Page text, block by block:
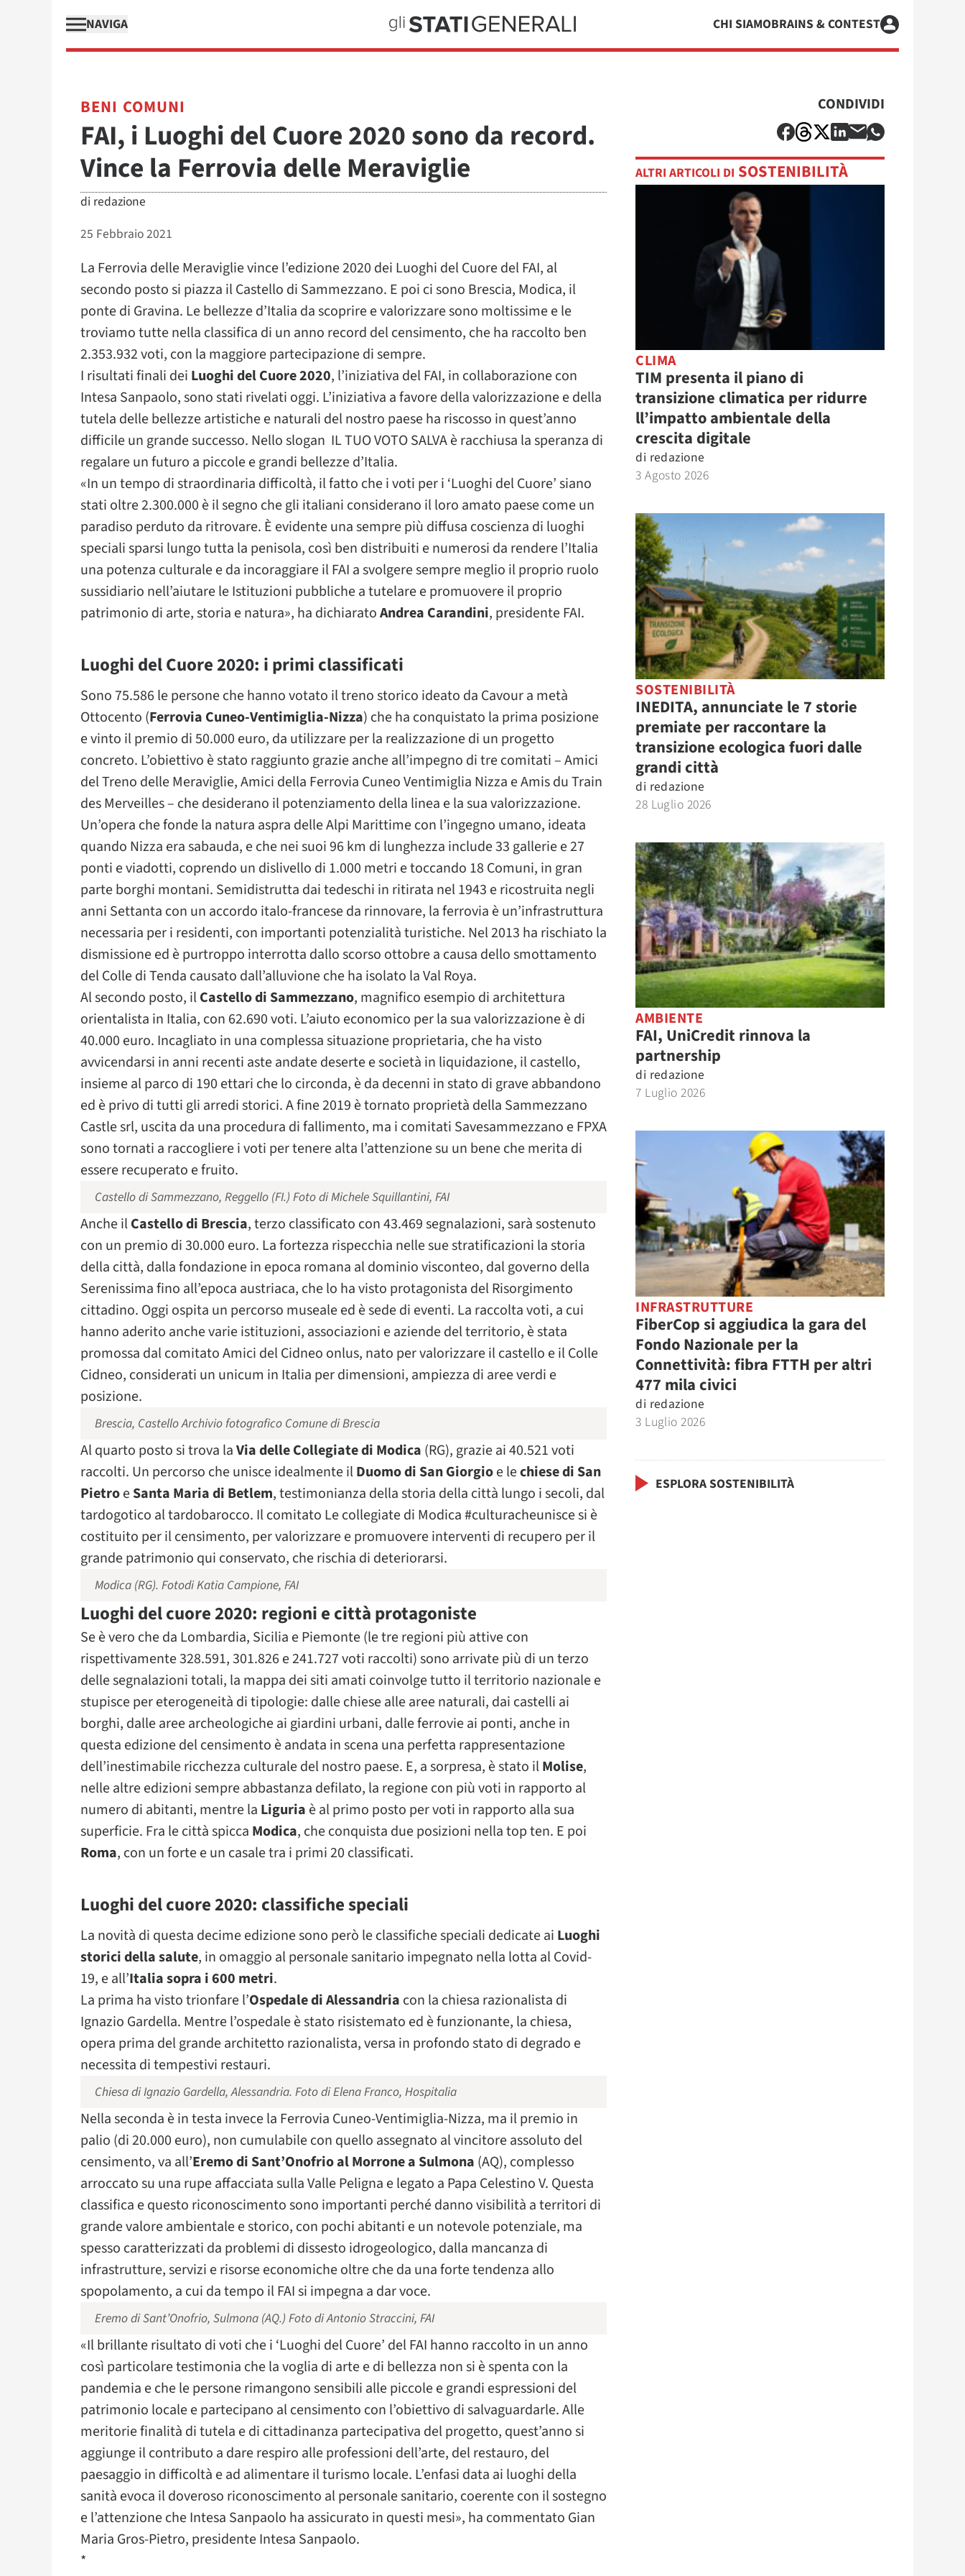
NAVIGA CHI SIAMOBRAINS & CONTEST
BENI COMUNI
FAI, i Luoghi del Cuore 2020 sono da record.
Vince la Ferrovia delle Meraviglie
di redazione
25 Febbraio 2021
La Ferrovia delle Meraviglie vince l’edizione 2020 dei Luoghi del Cuore del FAI, al
secondo posto si piazza il Castello di Sammezzano. E poi ci sono Brescia, Modica, il
ponte di Gravina. Le bellezze d’Italia da scoprire e valorizzare sono moltissime e le
troviamo tutte nella classifica di un anno record del censimento, che ha raccolto ben
2.353.932 voti, con la maggiore partecipazione di sempre.
I risultati finali dei Luoghi del Cuore 2020, l’iniziativa del FAI, in collaborazione con
Intesa Sanpaolo, sono stati rivelati oggi. L’iniziativa a favore della valorizzazione e della
tutela delle bellezze artistiche e naturali del nostro paese ha riscosso in quest’anno
difficile un grande successo. Nello slogan IL TUO VOTO SALVA è racchiusa la speranza di
regalare un futuro a piccole e grandi bellezze d’Italia.
«In un tempo di straordinaria difficoltà, il fatto che i voti per i ‘Luoghi del Cuore’ siano
stati oltre 2.300.000 è il segno che gli italiani considerano il loro amato paese come un
paradiso perduto da ritrovare. È evidente una sempre più diffusa coscienza di luoghi
speciali sparsi lungo tutta la penisola, così ben distribuiti e numerosi da rendere l’Italia
una potenza culturale e da incoraggiare il FAI a svolgere sempre meglio il proprio ruolo
sussidiario nell’aiutare le Istituzioni pubbliche a tutelare e promuovere il proprio
patrimonio di arte, storia e natura», ha dichiaratoAndrea Carandini, presidente FAI.
Luoghi del Cuore 2020: i primi classificati
Sono 75.586 le persone che hanno votato il treno storico ideato da Cavour a metà
Ottocento (Ferrovia Cuneo-Ventimiglia-Nizza) che ha conquistato la prima posizione
e vinto il premio di 50.000 euro, da utilizzare per la realizzazione di un progetto
concreto. L’obiettivo è stato raggiunto grazie anche all’impegno di tre comitati – Amici
del Treno delle Meraviglie, Amici della Ferrovia Cuneo Ventimiglia Nizza e Amis du Train
des Merveilles – che desiderano il potenziamento della linea e la sua valorizzazione.
Un’opera che fonde la natura aspra delle Alpi Marittime con l’ingegno umano, ideata
quando Nizza era sabauda, e che nei suoi 96 km di lunghezza include 33 gallerie e 27
ponti e viadotti, coprendo un dislivello di 1.000 metri e toccando 18 Comuni, in gran
parte borghi montani. Semidistrutta dai tedeschi in ritirata nel 1943 e ricostruita negli
anni Settanta con un accordo italo-francese da rinnovare, la ferrovia è un’infrastruttura
necessaria per i residenti, con importanti potenzialità turistiche. Nel 2013 ha rischiato la
dismissione ed è purtroppo interrotta dallo scorso ottobre a causa dello smottamento
del Colle di Tenda causato dall’alluvione che ha isolato la Val Roya.
Al secondo posto, ilCastello di Sammezzano, magnifico esempio di architettura
orientalista in Italia, con 62.690 voti. L’aiuto economico per la sua valorizzazione è di
40.000 euro. Incagliato in una complessa situazione proprietaria, che ha visto
avvicendarsi in anni recenti aste andate deserte e società in liquidazione, il castello,
insieme al parco di 190 ettari che lo circonda, è da decenni in stato di grave abbandono
ed è privo di tutti gli arredi storici. A fine 2019 è tornato proprietà della Sammezzano
Castle srl, uscita da una procedura di fallimento, ma i comitati Savesammezzano e FPXA
sono tornati a raccogliere i voti per tenere alta l’attenzione su un bene che merita di
essere recuperato e fruito.
Castello di Sammezzano, Reggello (FI.) Foto di Michele Squillantini, FAI
Anche ilCastello di Brescia, terzo classificato con 43.469 segnalazioni, sarà sostenuto
con un premio di 30.000 euro. La fortezza rispecchia nelle sue stratificazioni la storia
della città, dalla fondazione in epoca romana al dominio visconteo, dal governo della
Serenissima fino all’epoca austriaca, che lo ha visto protagonista del Risorgimento
cittadino. Oggi ospita un percorso museale ed è sede di eventi. La raccolta voti, a cui
hanno aderito anche varie istituzioni, associazioni e aziende del territorio, è stata
promossa dal comitato Amici del Cidneo onlus, nato per valorizzare il castello e il Colle
Cidneo, considerati un unicum in Italia per dimensioni, ampiezza di aree verdi e
posizione.
Brescia, Castello Archivio fotografico Comune di Brescia
Al quarto posto si trova laVia delle Collegiate di Modica (RG), grazie ai 40.521 voti
raccolti. Un percorso che unisce idealmente ilDuomo di San Giorgioe lechiese di San
PietroeSanta Maria di Betlem, testimonianza della storia della città lungo i secoli, dal
tardogotico al tardobarocco. Il comitato Le collegiate di Modica #culturacheunisce si è
costituito per il censimento, per valorizzare e promuovere interventi di recupero per il
grande patrimonio qui conservato, che rischia di deteriorarsi.
Modica (RG). Fotodi Katia Campione, FAI
Luoghi del cuore 2020: regioni e città protagoniste
Se è vero che da Lombardia, Sicilia e Piemonte (le tre regioni più attive con
rispettivamente 328.591, 301.826 e 241.727 voti raccolti) sono arrivate più di un terzo
delle segnalazioni totali, la mappa dei siti amati coinvolge tutto il territorio nazionale e
stupisce per eterogeneità di tipologie: dalle chiese alle aree naturali, dai castelli ai
borghi, dalle aree archeologiche ai giardini urbani, dalle ferrovie ai ponti, anche in
questa edizione del censimento è andata in scena una perfetta rappresentazione
dell’inestimabile ricchezza culturale del nostro paese. E, a sorpresa, è stato ilMolise,
nelle altre edizioni sempre abbastanza defilato, la regione con più voti in rapporto al
numero di abitanti, mentre la Liguria è al primo posto per voti in rapporto alla sua
superficie. Fra le città spicca Modica, che conquista due posizioni nella top ten. E poi
Roma, con un forte e un casale tra i primi 20 classificati.
Luoghi del cuore 2020: classifiche speciali
La novità di questa decime edizione sono però le classifiche speciali dedicate ai Luoghi
storici della salute, in omaggio al personale sanitario impegnato nella lotta al Covid-
19, e all’Italia sopra i 600 metri.
La prima ha visto trionfare l’Ospedale di Alessandria con la chiesa razionalista di
Ignazio Gardella. Mentre l’ospedale è stato risistemato ed è funzionante, la chiesa,
opera prima del grande architetto razionalista, versa in profondo stato di degrado e
necessita di tempestivi restauri.
Chiesa di Ignazio Gardella, Alessandria. Foto di Elena Franco, Hospitalia
Nella seconda è in testa invece la Ferrovia Cuneo-Ventimiglia-Nizza, ma il premio in
palio (di 20.000 euro), non cumulabile con quello assegnato al vincitore assoluto del
censimento, va all’Eremo di Sant’Onofrio al Morrone a Sulmona (AQ), complesso
arroccato su una rupe affacciata sulla Valle Peligna e legato a Papa Celestino V. Questa
classifica e questo riconoscimento sono importanti perché danno visibilità a territori di
grande valore ambientale e storico, con pochi abitanti e un notevole potenziale, ma
spesso caratterizzati da problemi di dissesto idrogeologico, dalla mancanza di
infrastrutture, servizi e risorse economiche oltre che da una forte tendenza allo
spopolamento, a cui da tempo il FAI si impegna a dar voce.
Eremo di Sant’Onofrio, Sulmona (AQ.) Foto di Antonio Straccini, FAI
«Il brillante risultato di voti che i ‘Luoghi del Cuore’ del FAI hanno raccolto in un anno
così particolare testimonia che la voglia di arte e di bellezza non si è spenta con la
pandemia e che le persone rimangono sensibili alle piccole e grandi espressioni del
patrimonio locale e partecipano al censimento con l’obiettivo di salvaguardarle. Alle
meritorie finalità di tutela e di cittadinanza partecipativa del progetto, quest’anno si
aggiunge il contributo a dare respiro alle professioni dell’arte, del restauro, del
paesaggio in difficoltà e ad alimentare il turismo locale. L’enfasi data ai luoghi della
sanità evoca il doveroso riconoscimento al personale sanitario, coerente con il sostegno
e l’attenzione che Intesa Sanpaolo ha assicurato in questi mesi», ha commentato Gian
Maria Gros-Pietro, presidente Intesa Sanpaolo.
*
CONDIVIDI
ALTRI ARTICOLI DI SOSTENIBILITÀ
CLIMA
TIM presenta il piano di
transizione climatica per ridurre
ll’impatto ambientale della
crescita digitale
di redazione
3 Agosto 2026
SOSTENIBILITÀ
INEDITA, annunciate le 7 storie
premiate per raccontare la
transizione ecologica fuori dalle
grandi città
di redazione
28 Luglio 2026
AMBIENTE
FAI, UniCredit rinnova la
partnership
di redazione
7 Luglio 2026
INFRASTRUTTURE
FiberCop si aggiudica la gara del
Fondo Nazionale per la
Connettività: fibra FTTH per altri
477 mila civici
di redazione
3 Luglio 2026
ESPLORA SOSTENIBILITÀ